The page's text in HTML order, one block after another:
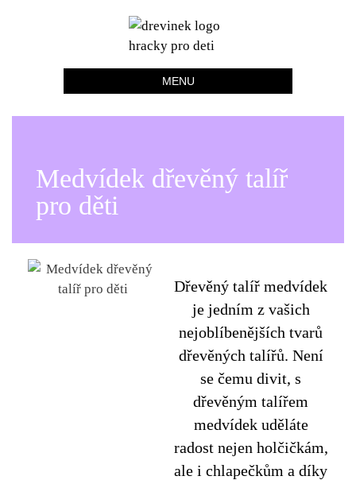
Dřevínek
MENU
Medvídek dřevěný talíř
pro děti
Dřevěný talíř medvídek
je jedním z vašich
nejoblíbenějších tvarů
dřevěných talířů. Není
se čemu divit, s
dřevěným talířem
medvídek uděláte
radost nejen holčičkám,
ale i chlapečkům a díky